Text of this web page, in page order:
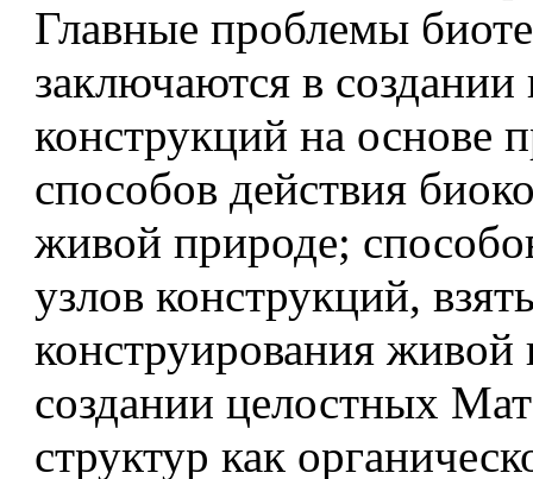
Главные проблемы
заключаются в
конструкций на основе
способов действия
живой природе;
узлов конструкций,
конструирования
создании целостных
структур как